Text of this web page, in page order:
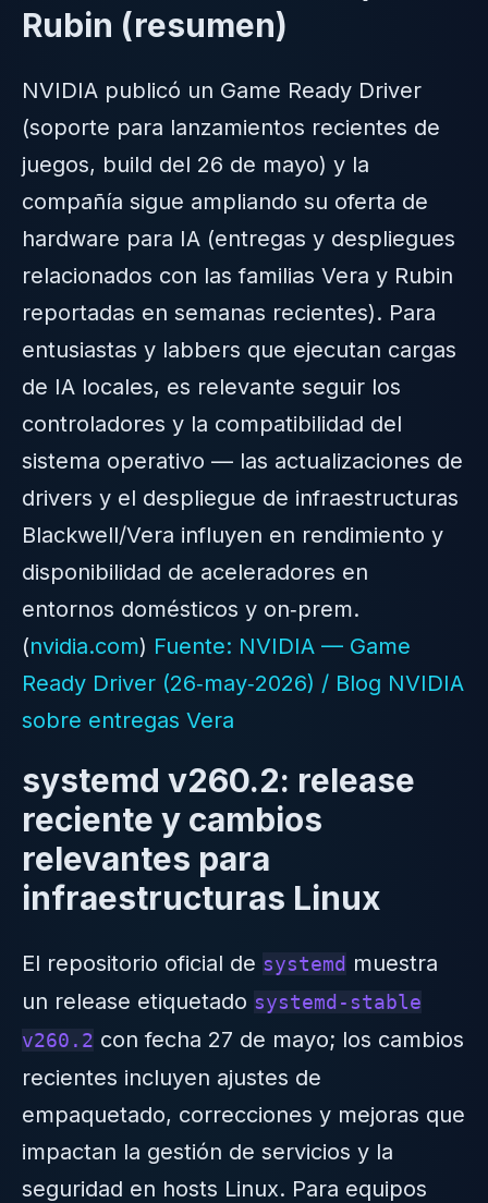
Rubin (resumen)
NVIDIA publicó un Game Ready Driver
(soporte para lanzamientos recientes de
juegos, build del 26 de mayo) y la
compañía sigue ampliando su oferta de
hardware para IA (entregas y despliegues
relacionados con las familias Vera y Rubin
reportadas en semanas recientes). Para
entusiastas y labbers que ejecutan cargas
de IA locales, es relevante seguir los
controladores y la compatibilidad del
sistema operativo — las actualizaciones de
drivers y el despliegue de infraestructuras
Blackwell/Vera influyen en rendimiento y
disponibilidad de aceleradores en
entornos domésticos y on‑prem.
(nvidia.com) Fuente: NVIDIA — Game
Ready Driver (26‑may‑2026) / Blog NVIDIA
sobre entregas Vera
systemd v260.2: release
reciente y cambios
relevantes para
infraestructuras Linux
El repositorio oficial de systemd muestra
un release etiquetado systemd‑stable
v260.2 con fecha 27 de mayo; los cambios
recientes incluyen ajustes de
empaquetado, correcciones y mejoras que
impactan la gestión de servicios y la
seguridad en hosts Linux. Para equipos